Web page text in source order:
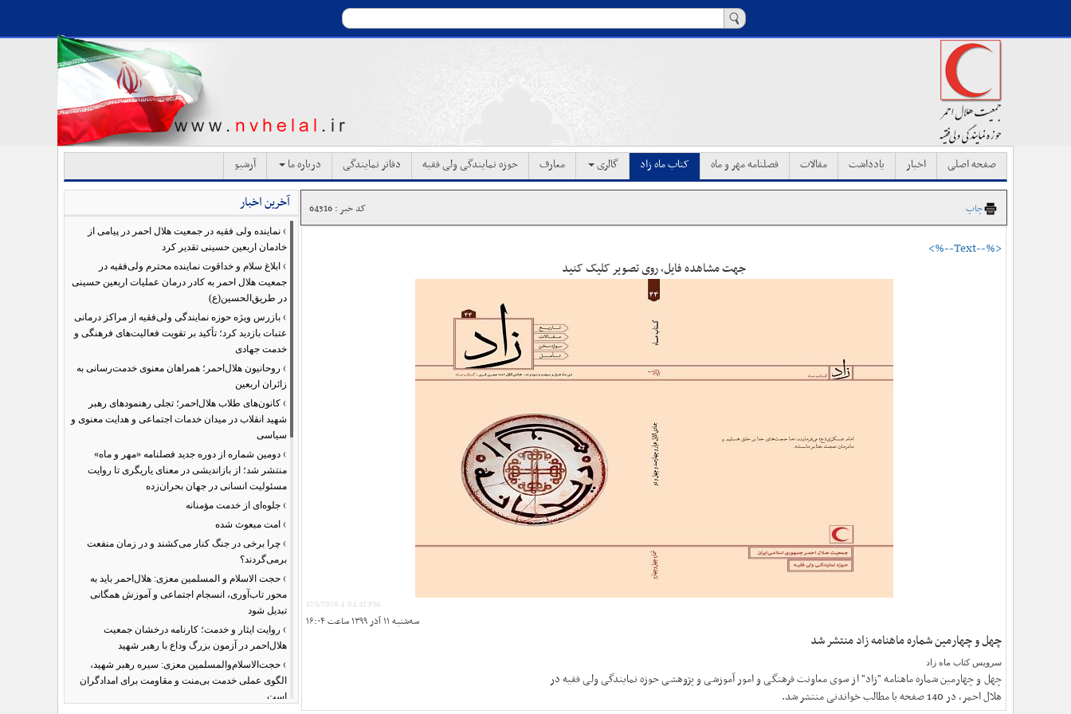
صفحه اصلی اخبار یادداشت مقالات فصلنامه مهر و ماه کتاب ماه زاد گالری معارف حوزه نمایندگی ولی فقیه دفاتر نمایندگی درباره ما آرشیو
چاپ کد خبر : 64316
<%--Text--%>
جهت مشاهده فایل، روی تصویر کلیک کنید
12/1/2020 4:04:12 PM
چهل و چهارمین شماره ماهنامه زاد منتشر شد
سرویس کتاب ماه زاد
چهل و چهارمین شماره ماهنامه "زاد" از سوی معاونت فرهنگی و امور آموزشی و پژوهشی حوزه نمایندگی ولی فقیه در
هلال احمر، در 140 صفحه با مطالب خواندنی منتشر شد.
سه‌شنبه ۱۱ آذر ۱۳۹۹ ساعت ۱۶:۰۴
آخرین اخبار
› نماینده ولی فقیه در جمعیت هلال احمر در پیامی از
خادمان اربعین حسینی تقدیر کرد
› ابلاغ سلام و خداقوت نماینده محترم ولی‌فقیه در
جمعیت هلال احمر به کادر درمان عملیات اربعین حسینی
در طریق‌الحسین(ع)
› بازرس ویژه حوزه نمایندگی ولی‌فقیه از مراکز درمانی
عتبات بازدید کرد؛ تأکید بر تقویت فعالیت‌های فرهنگی و
خدمت جهادی
› روحانیون هلال‌احمر؛ همراهان معنوی خدمت‌رسانی به
زائران اربعین
› کانون‌های طلاب هلال‌احمر؛ تجلی رهنمودهای رهبر
شهید انقلاب در میدان خدمات اجتماعی و هدایت معنوی و
سیاسی
› دومین شماره از دوره جدید فصلنامه «مهر و ماه»
منتشر شد؛ از بازاندیشی در معنای یاریگری تا روایت
مسئولیت انسانی در جهان بحران‌زده
› جلوه‌ای از خدمت مؤمنانه
› امت مبعوث شده
› چرا برخی در جنگ کنار می‌کشند و در زمان منفعت
برمی‌گردند؟
› حجت الاسلام و المسلمین معزی: هلال‌احمر باید به
محور تاب‌آوری، انسجام اجتماعی و آموزش همگانی
تبدیل شود
› روایت ایثار و خدمت؛ کارنامه درخشان جمعیت
هلال‌احمر در آزمون بزرگ وداع با رهبر شهید
› حجت‌الاسلام‌والمسلمین معزی: سیره رهبر شهید،
الگوی عملی خدمت بی‌منت و مقاومت برای امدادگران
است